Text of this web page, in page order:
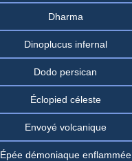
Dharma
Dinoplucus infernal
Dodo persican
Éclopied céleste
Envoyé volcanique
Épée démoniaque enflammée